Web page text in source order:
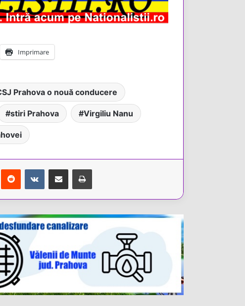
Imprimare
Prahova o nouă conducere
stiri Prahova Virgiliu Nanu
Reddit VKontakteShare via Email Tipărește